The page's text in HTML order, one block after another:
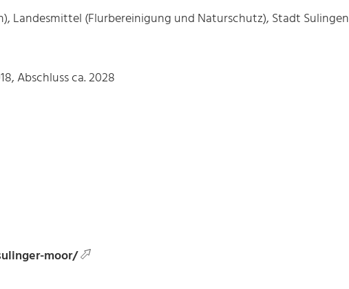
Landesmittel (Flurbereinigung und Naturschutz), Stadt Sulingen
Abschluss ca. 2028
moor/